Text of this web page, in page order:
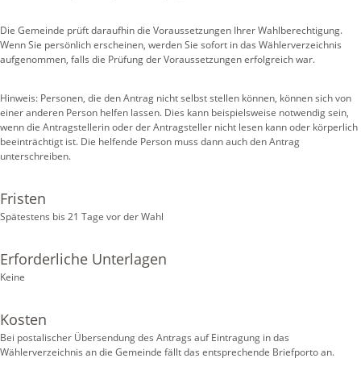
Die Gemeinde prüft daraufhin die Voraussetzungen Ihrer Wahlberechtigung.
Wenn Sie persönlich erscheinen, werden Sie sofort in das Wählerverzeichnis
aufgenommen, falls die Prüfung der Voraussetzungen erfolgreich war.
Hinweis: Personen, die den Antrag nicht selbst stellen können, können sich von
einer anderen Person helfen lassen. Dies kann beispielsweise notwendig sein,
wenn die Antragstellerin oder der Antragsteller nicht lesen kann oder körperlich
beeinträchtigt ist. Die helfende Person muss dann auch den Antrag
unterschreiben.
Fristen
Spätestens bis 21 Tage vor der Wahl
Erforderliche Unterlagen
Keine
Kosten
Bei postalischer Übersendung des Antrags auf Eintragung in das
Wählerverzeichnis an die Gemeinde fällt das entsprechende Briefporto an.